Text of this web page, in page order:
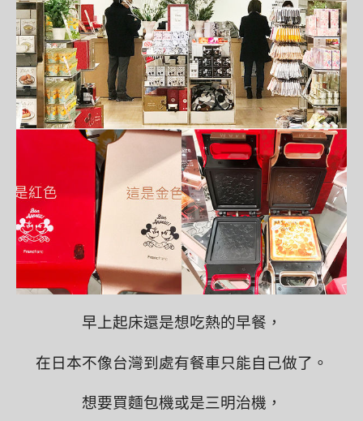
早上起床還是想吃熱的早餐，
在日本不像台灣到處有餐車只能自己做了。
想要買麵包機或是三明治機，